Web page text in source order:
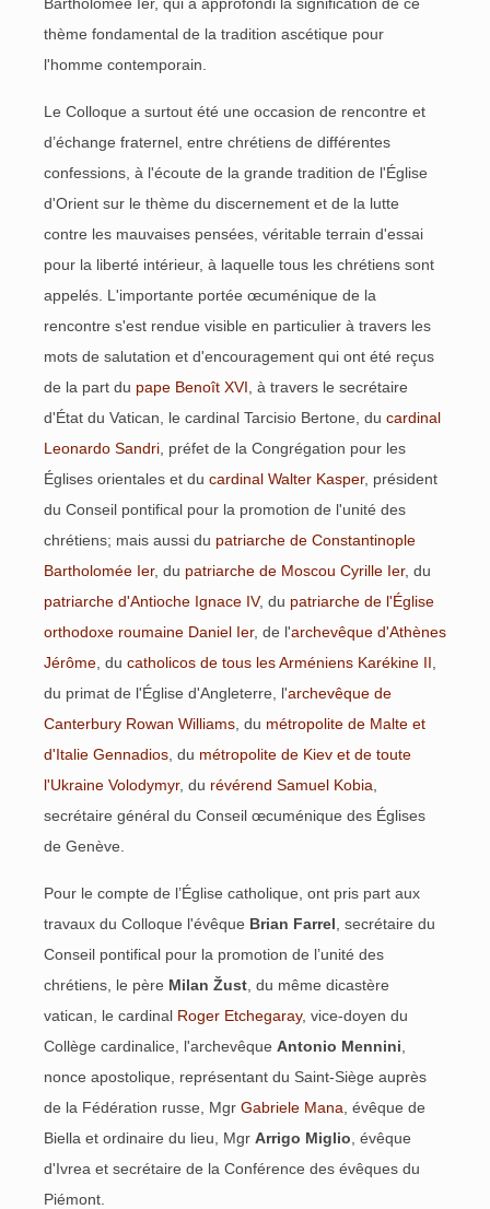
thème fondamental de la tradition ascétique pour
l'homme contemporain.
Le Colloque a surtout été une occasion de rencontre et
d’échange fraternel, entre chrétiens de différentes
confessions, à l'écoute de la grande tradition de l'Église
d'Orient sur le thème du discernement et de la lutte
contre les mauvaises pensées, véritable terrain d'essai
pour la liberté intérieur, à laquelle tous les chrétiens sont
appelés. L'importante portée œcuménique de la
rencontre s'est rendue visible en particulier à travers les
mots de salutation et d'encouragement qui ont été reçus
de la part du pape Benoît XVI , à travers le secrétaire
d'État du Vatican, le cardinal Tarcisio Bertone, du cardinal
Leonardo Sandri , préfet de la Congrégation pour les
Églises orientales et du cardinal Walter Kasper, président
du Conseil pontifical pour la promotion de l'unité des
chrétiens; mais aussi du patriarche de Constantinople
Bartholomée Ier, du patriarche de Moscou Cyrille Ier, du
patriarche d'Antioche Ignace IV, du patriarche de l'Église
orthodoxe roumaine Daniel Ier, de l'archevêque d'Athènes
Jérôme , du catholicos de tous les Arméniens Karékine II
du primat de l'Église d'Angleterre, l'archevêque de
Canterbury Rowan Williams , du métropolite de Malte et
d'Italie Gennadios , du métropolite de Kiev et de toute
l'Ukraine Volodymyr, du révérend Samuel Kobia
secrétaire général du Conseil œcuménique des Églises
de Genève.
Pour le compte de l’Église catholique, ont pris part aux
travaux du Colloque l'évêque Brian Farrel , secrétaire du
Conseil pontifical pour la promotion de l’unité des
chrétiens, le père Milan Žust , du même dicastère
vatican, le cardinal Roger Etchegaray, vice-doyen du
Collège cardinalice, l'archevêque Antonio Mennini
nonce apostolique, représentant du Saint-Siège auprès
de la Fédération russe, Mgr Gabriele Mana , évêque de
Biella et ordinaire du lieu, Mgr Arrigo Miglio , évêque
d'Ivrea et secrétaire de la Conférence des évêques du
Piémont.